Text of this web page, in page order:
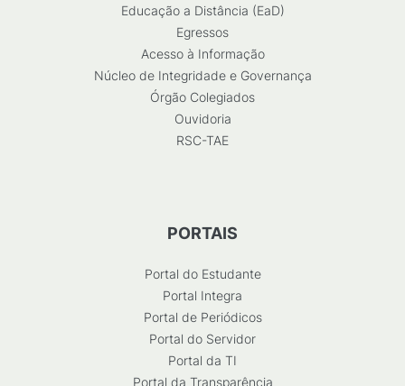
Educação a Distância (EaD)
Egressos
Acesso à Informação
Núcleo de Integridade e Governança
Órgão Colegiados
Ouvidoria
RSC-TAE
PORTAIS
Portal do Estudante
Portal Integra
Portal de Periódicos
Portal do Servidor
Portal da TI
Portal da Transparência